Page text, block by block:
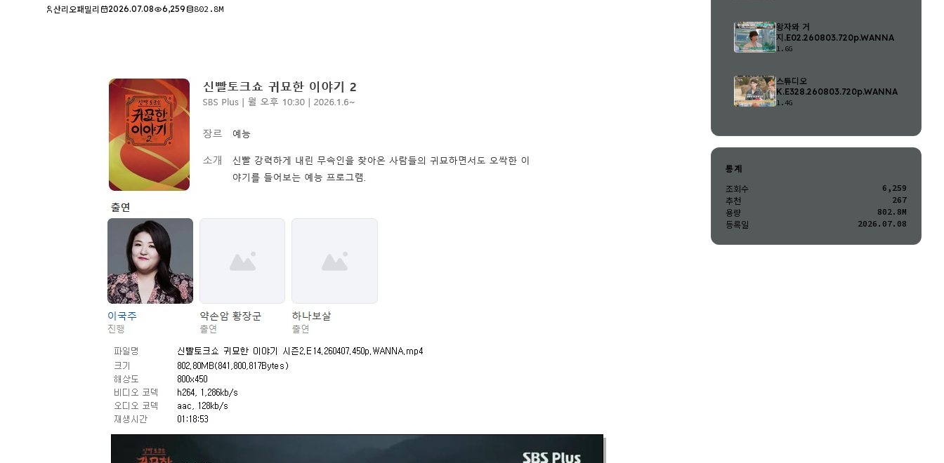
산리오패밀리 2026.07.08 6,259 802.8M
왕자와 거
지.E02.260803.720p.WANNA
1.6G
스튜디오
K.E328.260803.720p.WANNA
1.4G
통계
조회수
6,259
추천
267
용량
802.8M
등록일
2026.07.08